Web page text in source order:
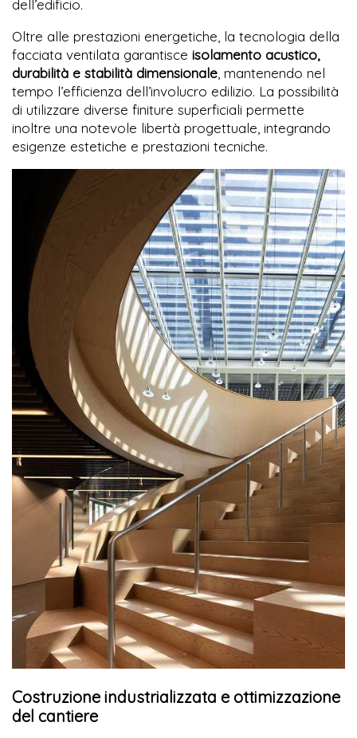
dell’edificio.
Oltre alle prestazioni energetiche, la tecnologia della
facciata ventilata garantisce isolamento acustico,
durabilità e stabilità dimensionale, mantenendo nel
tempo l’efficienza dell’involucro edilizio. La possibilità
di utilizzare diverse finiture superficiali permette
inoltre una notevole libertà progettuale, integrando
esigenze estetiche e prestazioni tecniche.
Costruzione industrializzata e ottimizzazione
del cantiere